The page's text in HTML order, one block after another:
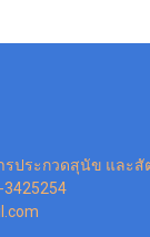
รประกวดสุนัข และสั
3425254